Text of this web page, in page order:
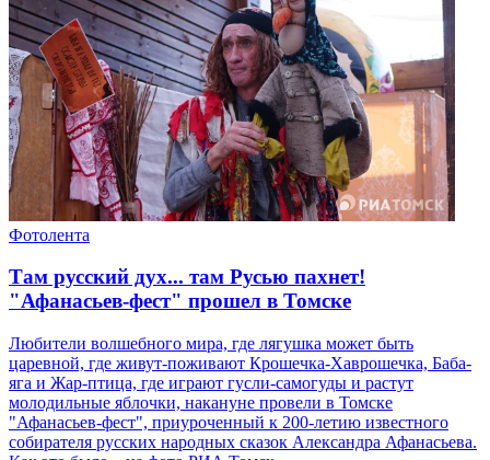
Фотолента
Там русский дух... там Русью пахнет!
"Афанасьев-фест" прошел в Томске
Любители волшебного мира, где лягушка может быть
царевной, где живут-поживают Крошечка-Хаврошечка, Баба-
яга и Жар-птица, где играют гусли-самогуды и растут
молодильные яблочки, накануне провели в Томске
"Афанасьев-фест", приуроченный к 200-летию известного
собирателя русских народных сказок Александра Афанасьева.